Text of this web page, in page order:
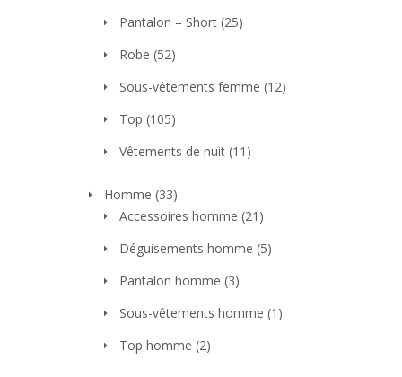
Pantalon – Short (25)
Robe (52)
Sous-vêtements femme (12)
Top (105)
Vêtements de nuit (11)
Homme (33)
Accessoires homme (21)
Déguisements homme (5)
Pantalon homme (3)
Sous-vêtements homme (1)
Top homme (2)